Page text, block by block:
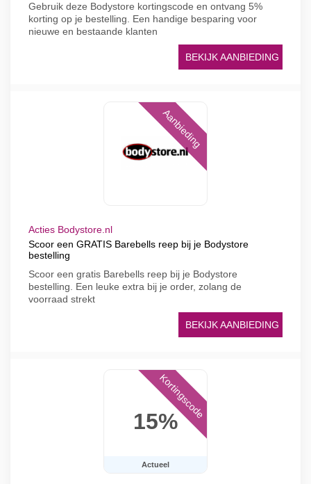
Gebruik deze Bodystore kortingscode en ontvang 5%
korting op je bestelling. Een handige besparing voor
nieuwe en bestaande klanten
BEKIJK AANBIEDING
Aanbieding
Acties Bodystore.nl
Scoor een GRATIS Barebells reep bij je Bodystore
bestelling
Scoor een gratis Barebells reep bij je Bodystore
bestelling. Een leuke extra bij je order, zolang de
voorraad strekt
BEKIJK AANBIEDING
15%
Actueel
Kortingscode